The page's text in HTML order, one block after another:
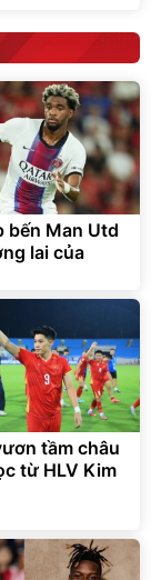
bến Man Utd
lai của
tầm châu
từ HLV Kim